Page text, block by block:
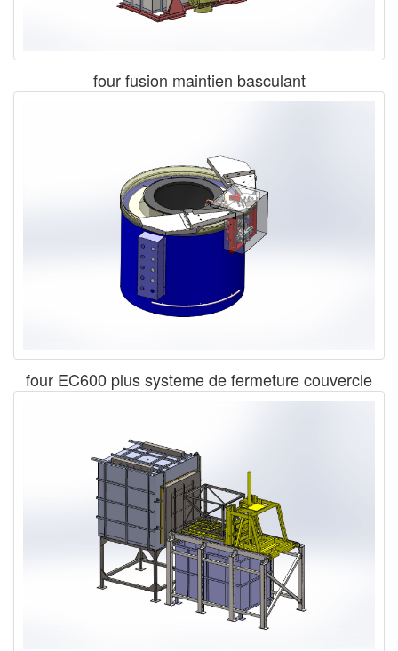
four fusion maintien basculant
four EC600 plus systeme de fermeture couvercle